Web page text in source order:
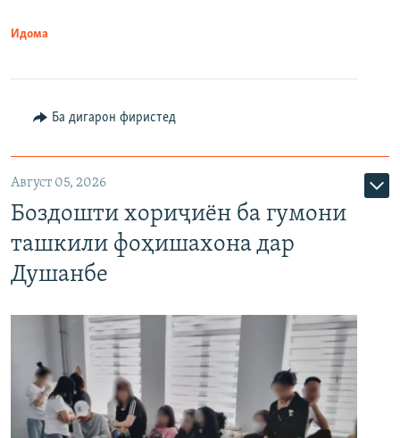
Идома
Ба дигарон фиристед
Август 05, 2026
Боздошти хориҷиён ба гумони
ташкили фоҳишахона дар
Душанбе